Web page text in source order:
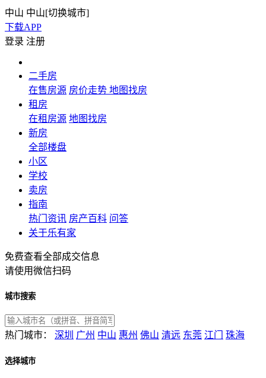
中山 中山[切换城市]
下载APP
登录 注册
二手房
在售房源 房价走势 地图找房
租房
在租房源 地图找房
新房
全部楼盘
小区
学校
卖房
指南
热门资讯 房产百科 问答
关于乐有家
免费查看全部成交信息
请使用微信扫码
城市搜索
热门城市： 深圳 广州 中山 惠州 佛山 清远 东莞 江门 珠海
选择城市